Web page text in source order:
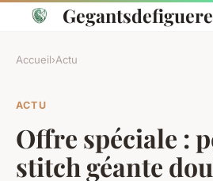
Accueil›Actu
ACTU
Offre spéciale :
stitch géante